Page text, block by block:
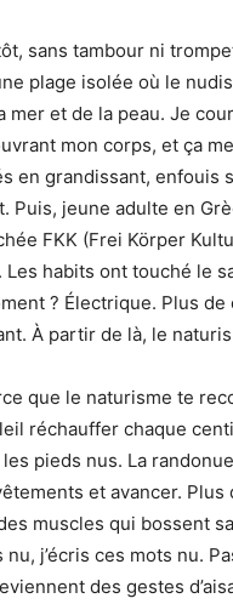
sans tambour ni
plage isolée où le
mer et de la peau. Je
mon corps, et ça
en grandissant, enfouis
Puis, jeune adulte en
FKK (Frei Körper
habits ont touché le
? Électrique. Plus
À partir de là, le
que le naturisme te
réchauffer chaque
pieds nus. La
et avancer.
muscles qui bossent
j’écris ces mots nu.
des gestes